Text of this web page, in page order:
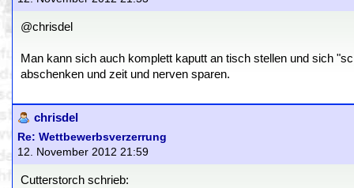
@chrisdel
Man kann sich auch komplett kaputt an tisch stellen und sich
abschenken und zeit und nerven sparen.
chrisdel
Re: Wettbewerbsverzerrung
12. November 2012 21:59
Cutterstorch schrieb: